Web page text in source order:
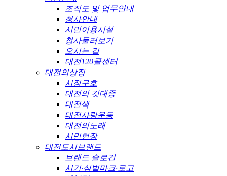
조직도 및 업무안내
청사안내
시민이용시설
청사둘러보기
오시는 길
대전120콜센터
대전의상징
시정구호
대전의 깃대종
대전색
대전사랑운동
대전의노래
시민헌장
대전도시브랜드
브랜드 슬로건
시기·심벌마크·로고